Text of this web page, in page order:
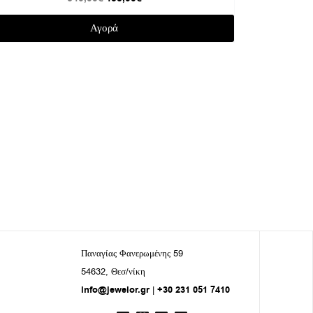
Αγορά
Παναγίας Φανερωμένης 59
54632, Θεσ/νίκη
info@jewelor.gr| +30 231 051 7410